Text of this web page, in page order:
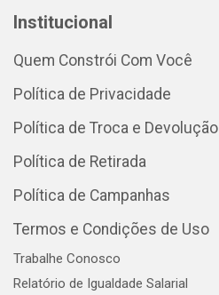
Institucional
Quem Constrói Com Você
Política de Privacidade
Política de Troca e Devolução
Política de Retirada
Política de Campanhas
Termos e Condições de Uso
Trabalhe Conosco
Relatório de Igualdade Salarial